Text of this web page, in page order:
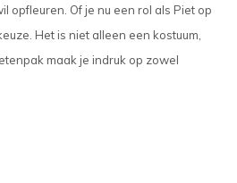
opfleuren. Of je nu een rol als Piet op
Het is niet alleen een kostuum,
maak je indruk op zowel